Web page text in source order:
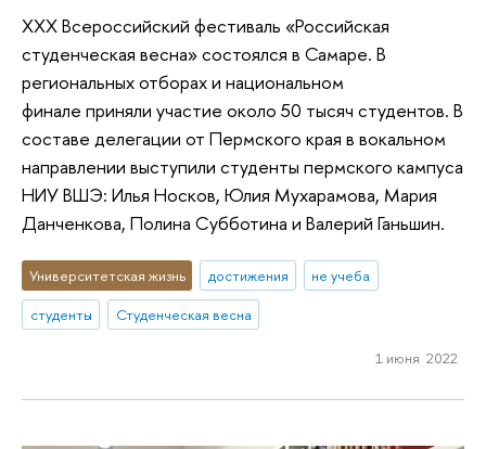
XXX Всероссийский фестиваль «Российская
студенческая весна» состоялся в Самаре. В
региональных отборах и национальном
финале приняли участие около 50 тысяч студентов. В
составе делегации от Пермского края в вокальном
направлении выступили студенты пермского кампуса
НИУ ВШЭ: Илья Носков, Юлия Мухарамова, Мария
Данченкова, Полина Субботина и Валерий Ганьшин.
Университетская жизнь достижения
не учеба
студенты
Студенческая весна
1 июня 2022